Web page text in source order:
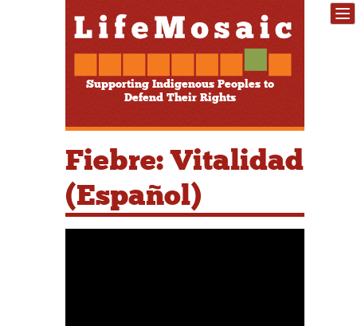
Supporting Indigenous Peoples to
Defend Their Rights
Fiebre: Vitalidad
(Español)